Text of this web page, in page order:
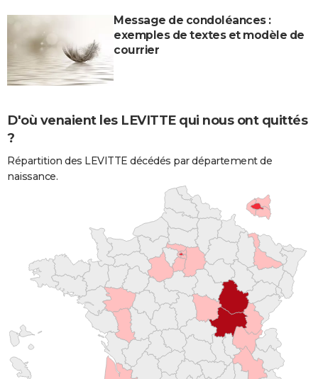
Message de condoléances :
exemples de textes et modèle de
courrier
D'où venaient les LEVITTE qui nous ont quittés
?
Répartition des LEVITTE décédés par département de
naissance.